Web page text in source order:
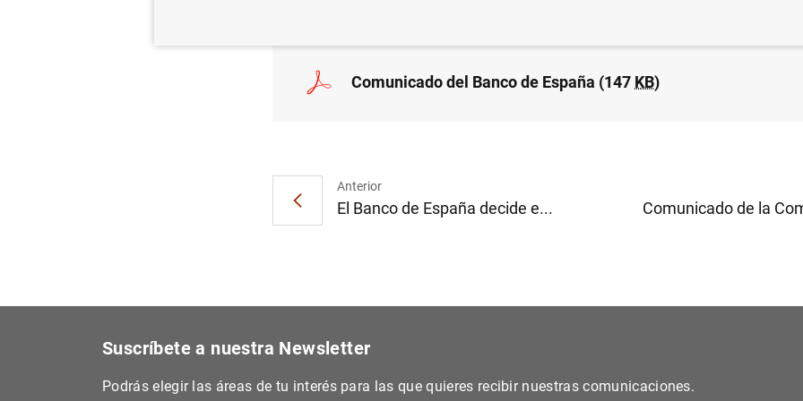
Comunicado del Banco de España (147 KB)
Anterior
El Banco de España decide e... Comunicado de la
Suscríbete a nuestra Newsletter
Podrás elegir las áreas de tu interés para las que quieres recibir nuestras comunicaciones.